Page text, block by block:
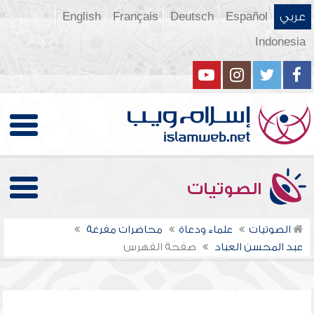
عربي Español
Deutsch
Français
English
Indonesia
الصوتيات
الصوتيات علماء ودعاة
محاضرات مفرغة
عبد المحسن العباد
صفحة الفهرس